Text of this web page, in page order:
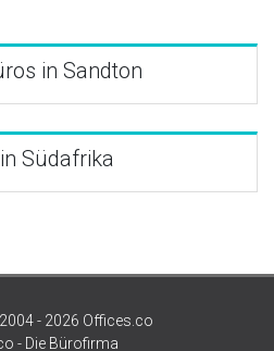
in Sandton
Südafrika
- 2026 Offices.co
- Die Bürofirma